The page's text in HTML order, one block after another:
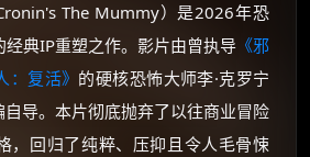
Cronin's The Mummy）是2026年恐
典IP重塑之作。影片由曾执导 《邪
：复活》 的硬核恐怖大师李·克罗宁
自导。本片彻底抛弃了以往商业冒险
，回归了纯粹、压抑且令人毛骨悚